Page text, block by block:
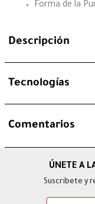
Forma de la
Descripción
Tecnologías
Comentarios
Suscríbete y